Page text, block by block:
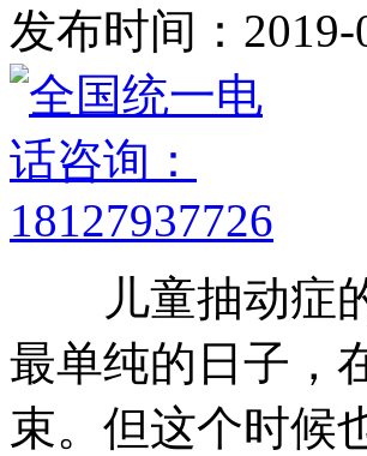
发布时间：2019-
儿童抽动症的
最单纯的日子，
束。但这个时候